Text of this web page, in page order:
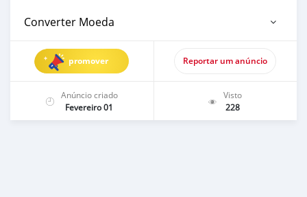
Converter Moeda
promover Reportar um anúncio
Anúncio criado
Fevereiro 01
Visto
228